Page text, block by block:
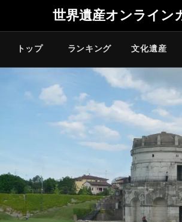
世界遺産オンライン
トップ ランキング 文化遺産